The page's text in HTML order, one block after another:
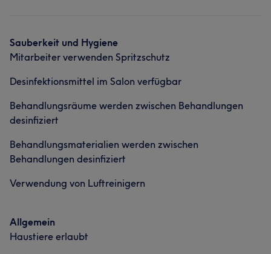
Sauberkeit und Hygiene
Mitarbeiter verwenden Spritzschutz
Desinfektionsmittel im Salon verfügbar
Behandlungsräume werden zwischen Behandlungen
desinfiziert
Behandlungsmaterialien werden zwischen
Behandlungen desinfiziert
Verwendung von Luftreinigern
Allgemein
Haustiere erlaubt